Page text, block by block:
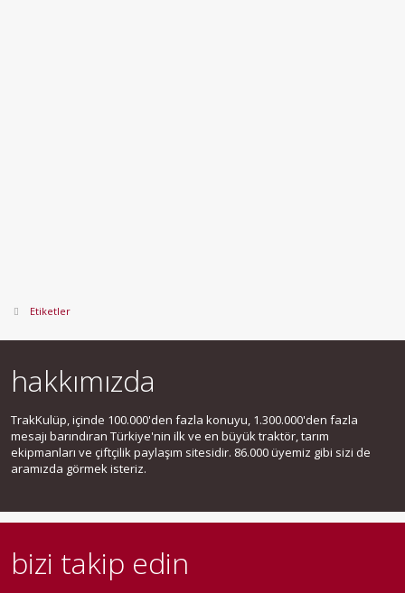
Etiketler
hakkımızda
TrakKulüp, içinde 100.000'den fazla konuyu, 1.300.000'den fazla
mesajı barındıran Türkiye'nin ilk ve en büyük traktör, tarım
ekipmanları ve çiftçilik paylaşım sitesidir. 86.000 üyemiz gibi sizi de
aramızda görmek isteriz.
bizi takip edin